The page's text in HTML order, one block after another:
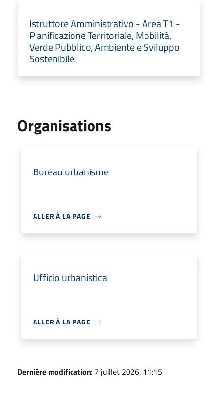
Istruttore Amministrativo - Area T1 -
Pianificazione Territoriale, Mobilità,
Verde Pubblico, Ambiente e Sviluppo
Sostenibile
Organisations
Bureau urbanisme
ALLER À LA PAGE
Ufficio urbanistica
ALLER À LA PAGE
Dernière modification: 7 juillet 2026, 11:15